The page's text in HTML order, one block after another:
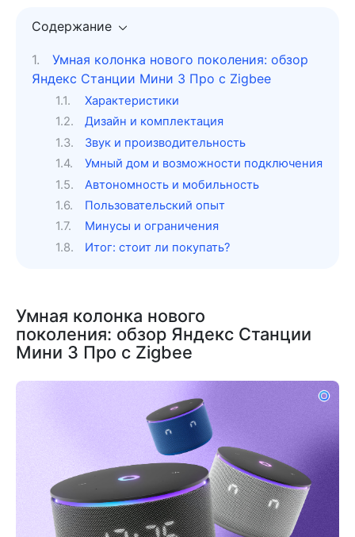
Содержание
Умная колонка нового поколения: обзор
Яндекс Станции Мини 3 Про с Zigbee
Характеристики
Дизайн и комплектация
Звук и производительность
Умный дом и возможности подключения
Автономность и мобильность
Пользовательский опыт
Минусы и ограничения
Итог: стоит ли покупать?
Умная колонка нового
поколения: обзор Яндекс Станции
Мини 3 Про с Zigbee